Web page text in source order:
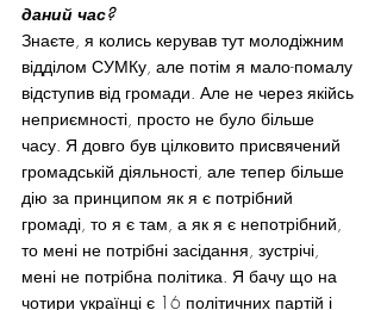
даний час?
Знаєте, я колись керував тут молодіжним
відділом СУМКу, але потім я мало-помалу
відступив від громади. Але не через якійсь
неприємності, просто не було більше
часу. Я довго був цілковито присвячений
громадській діяльності, але тепер більше
дію за принципом як я є потрібний
громаді, то я є там, а як я є непотрібний,
то мені не потрібні засідання, зустрічі,
мені не потрібна політика. Я бачу що на
чотири українці є 16 політичних партій і